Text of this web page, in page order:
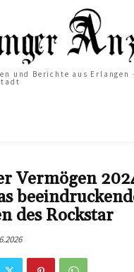
und Berichte aus Erlangen
Vermögen
des Rockstar